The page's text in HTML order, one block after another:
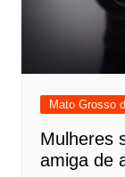
Mato Grosso
Mulheres
amiga de